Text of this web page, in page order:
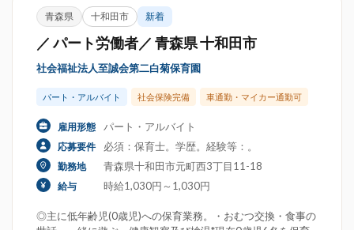
青森県 十和田市 新着
／ パート労働者／ 青森県 十和田市
社会福祉法人至誠会第二白菊保育園
パート・アルバイト 社会保険完備 車通勤・マイカー通勤可
雇用形態 パート・アルバイト
応募要件 必須：保育士。学歴。経験等：。
勤務地 青森県十和田市元町西3丁目11-18
給与 時給1,030円～1,030円
◎主に低年齢児(0歳児)への保育業務。・おむつ交換・食事の